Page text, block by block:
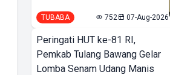
TUBABA 752 07-Aug-2026
Peringati HUT ke-81 RI,
Pemkab Tulang Bawang Gelar
Lomba Senam Udang Manis